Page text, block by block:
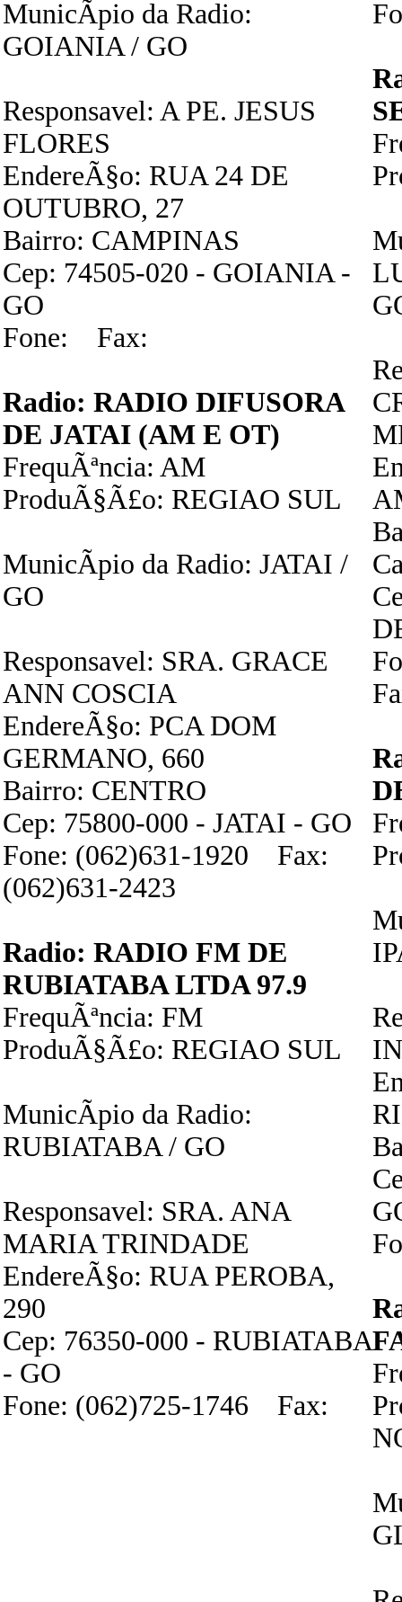
MunicÃ­pio da Radio:
GOIANIA / GO
Responsavel: A PE. JESUS
FLORES
EndereÃ§o: RUA 24 DE
OUTUBRO, 27
Bairro: CAMPINAS
Cep: 74505-020 - GOIANIA -
GO
Fone: Fax:
Radio: RADIO DIFUSORA
DE JATAI (AM E OT)
FrequÃªncia: AM
ProduÃ§Ã£o: REGIAO SUL
MunicÃ­pio da Radio: JATAI /
GO
Responsavel: SRA. GRACE
ANN COSCIA
EndereÃ§o: PCA DOM
GERMANO, 660
Bairro: CENTRO
Cep: 75800-000 - JATAI - GO
Fone: (062)631-1920 Fax:
(062)631-2423
Radio: RADIO FM DE
RUBIATABA LTDA 97.9
FrequÃªncia: FM
ProduÃ§Ã£o: REGIAO SUL
MunicÃ­pio da Radio:
RUBIATABA / GO
Responsavel: SRA. ANA
MARIA TRINDADE
EndereÃ§o: RUA PEROBA,
290
Cep: 76350-000 - RUBIATABA
- GO
Fone: (062)725-1746 Fax: